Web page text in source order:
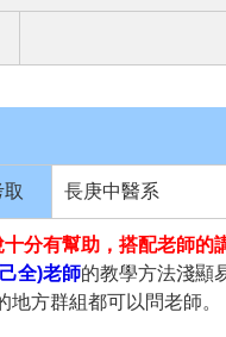
取 長庚中醫系
分有幫助，搭配老師的
全)老師的教學方法淺顯
地方群組都可以問老師。